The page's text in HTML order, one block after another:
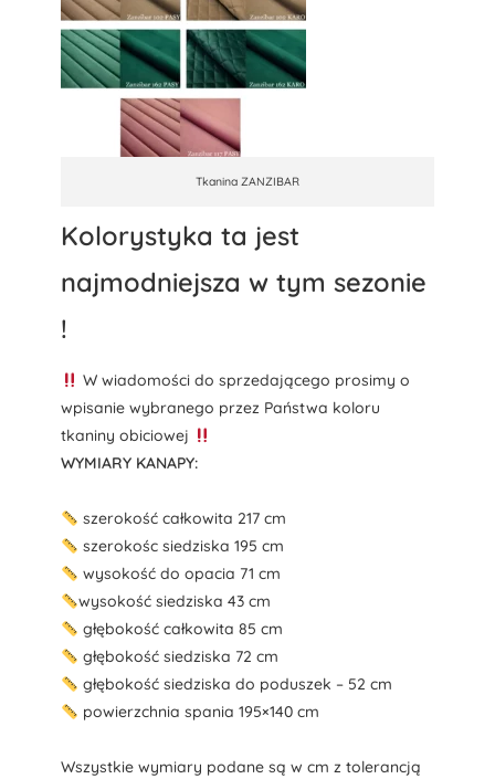
Tkanina ZANZIBAR
Kolorystyka ta jest
najmodniejsza w tym sezonie
!
W wiadomości do sprzedającego prosimy o
wpisanie wybranego przez Państwa koloru
tkaniny obiciowej
WYMIARY KANAPY:
szerokość całkowita 217 cm
szerokośc siedziska 195 cm
wysokość do opacia 71 cm
wysokość siedziska 43 cm
głębokość całkowita 85 cm
głębokość siedziska 72 cm
głębokość siedziska do poduszek – 52 cm
powierzchnia spania 195×140 cm
Wszystkie wymiary podane są w cm z tolerancją